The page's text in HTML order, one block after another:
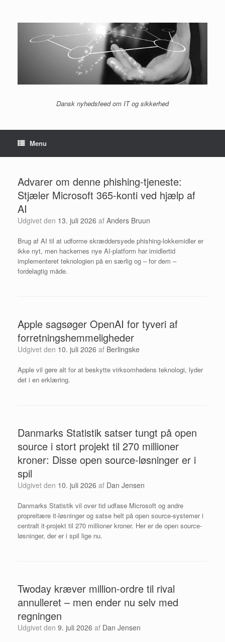
indhold
Dansk nyhedsfeed om IT og sikkerhed
Menu
Advarer om denne phishing-tjeneste:
Stjæler Microsoft 365-konti ved hjælp af
AI
Udgivet den 13. juli 2026 af Anders Bruun
Brug af AI til at udforme skræddersyede phishing-lokkemidler er
ikke nyt, men hackernes nye AI-platform har imidlertid
implementeret teknologien på en særlig og – for dem –
fordelagtig måde.
Apple sagsøger OpenAI for tyveri af
forretningshemmeligheder
Udgivet den 10. juli 2026 af Berlingske
Apple vil gøre alt for at beskytte virksomhedens teknologi, lyder
det i en erklæring.
Danmarks Statistik satser tungt på open
source i stort projekt til 270 millioner
kroner: Disse open source-løsninger er i
spil
Udgivet den 10. juli 2026 af Dan Jensen
Danmarks Statistik vil over tid udfase Microsoft og andre
propreitære it-løsninger og satse helt på open source-systemer i
centralt it-projekt til 270 millioner kroner. Her er de open source-
løsninger, der er i spil lige nu.
Twoday kræver million-ordre til rival
annulleret – men ender nu selv med
regningen
Udgivet den 9. juli 2026 af Dan Jensen